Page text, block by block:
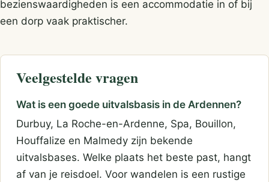
bezienswaardigheden is een accommodatie in of bij
een dorp vaak praktischer.
Veelgestelde vragen
Wat is een goede uitvalsbasis in de Ardennen?
Durbuy, La Roche-en-Ardenne, Spa, Bouillon,
Houffalize en Malmedy zijn bekende
uitvalsbases. Welke plaats het beste past, hangt
af van je reisdoel. Voor wandelen is een rustige